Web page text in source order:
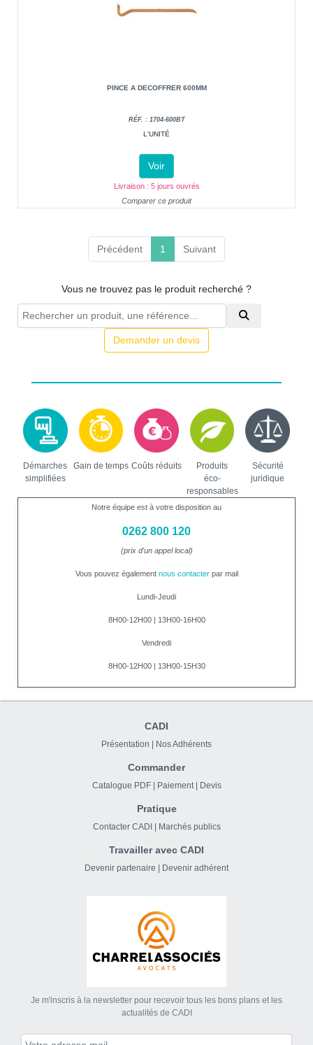
PINCE A DECOFFRER 600MM
RÉF. : 1704-600BT
L'UNITÉ
Voir
Livraison : 5 jours ouvrés
Comparer ce produit
Précédent 1 (current)
Suivant
Vous ne trouvez pas le produit recherché ?
Demander un devis
Démarches
simplifiées
Gain de temps Coûts réduits
Produits
éco-
responsables
Sécurité
juridique
Notre équipe est à votre disposition au
0262 800 120
(prix d'un appel local)
Vous pouvez également nous contacterpar mail
Lundi-Jeudi
8H00-12H00 | 13H00-16H00
Vendredi
8H00-12H00 | 13H00-15H30
CADI
Présentation Nos Adhérents
Commander
Catalogue PDF Paiement Devis
Pratique
Contacter CADI Marchés publics
Travailler avec CADI
Devenir partenaire Devenir adhérent
Je m'inscris à la newsletter pour recevoir tous les bons plans et les
actualités de CADI